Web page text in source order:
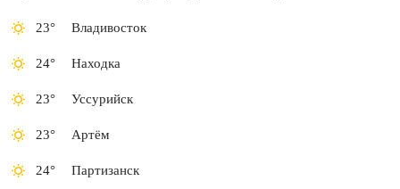
23° Владивосток
24° Находка
23° Уссурийск
23° Артём
24° Партизанск